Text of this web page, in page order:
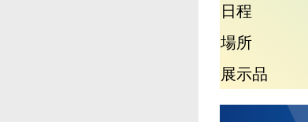
日程
場所
展示品